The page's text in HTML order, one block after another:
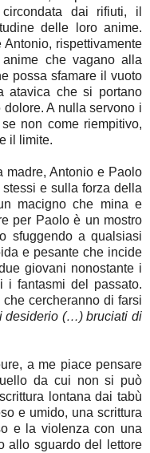
dai rifiuti, il
delle loro anime.
rispettivamente
che vagano alla
possa sfamare il vuoto
atavica che si portano
A nulla servono i
non come riempitivo,
il limite.
madre, Antonio e Paolo
e sulla forza della
macigno che mina e
per Paolo è un mostro
sfuggendo a qualsiasi
e pesante che incide
giovani nonostante i
i fantasmi del passato.
cercheranno di farsi
desiderio (…) bruciati di
a me piace pensare
da cui non si può
lontana dai tabù
e umido, una scrittura
e la violenza con una
allo sguardo del lettore